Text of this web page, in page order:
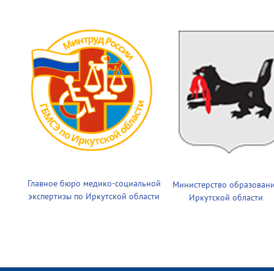
Главное бюро медико-социальной
экспертизы по Иркутской области
Министерство
Иркутской области